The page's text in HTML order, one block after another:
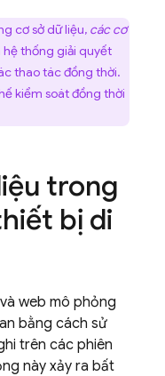
cơ sở dữ liệu, các cơ
thống giải quyết
thao tác đồng thời.
kiểm soát đồng thời
trong
bị di
web mô phỏng
bằng cách sử
trên các phiên
này xảy ra bất